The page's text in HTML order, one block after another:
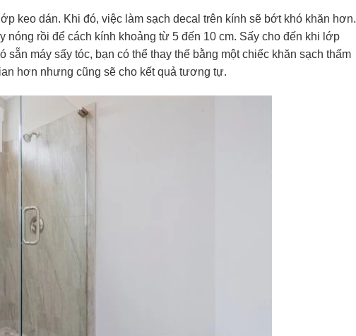
keo dán. Khi đó, việc làm sạch decal trên kính sẽ bớt khó khăn hơn.
nóng rồi để cách kính khoảng từ 5 đến 10 cm. Sấy cho đến khi lớp
sẵn máy sấy tóc, bạn có thể thay thế bằng một chiếc khăn sạch thấm
hơn nhưng cũng sẽ cho kết quả tương tự.